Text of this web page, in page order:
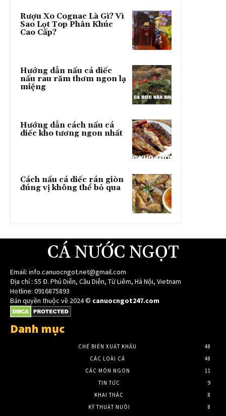
Rượu Xo Cognac Là Gì? Vì
Sao Lọt Top Phân Khúc
Cao Cấp?
Hướng dẫn nấu cá diếc
nấu rau răm thơm ngon lạ
miệng
Hướng dẫn cách nấu cá
diếc kho tương ngon nhất
Cách nấu cá diếc rán giòn
đúng vị không thể bỏ qua
CÁ NƯỚC NGỌT
Email: info.canuocngot.net@gmail.com
Địa chỉ : 55 Đ. Phú Diễn, Cầu Diễn, Từ Liêm, Hà Nội, Vietnam
Hotline: 0916875893
Bản quyền thuộc về 2024 © canuocngot247.com
Danh mục
CHẾ BIẾN XUẤT KHẨU
48
CÁC LOÀI CÁ
48
CÁC MÓN NGON
11
TIN TỨC
9
KHAI THÁC
8
KỸ THUẬT NUÔI
8